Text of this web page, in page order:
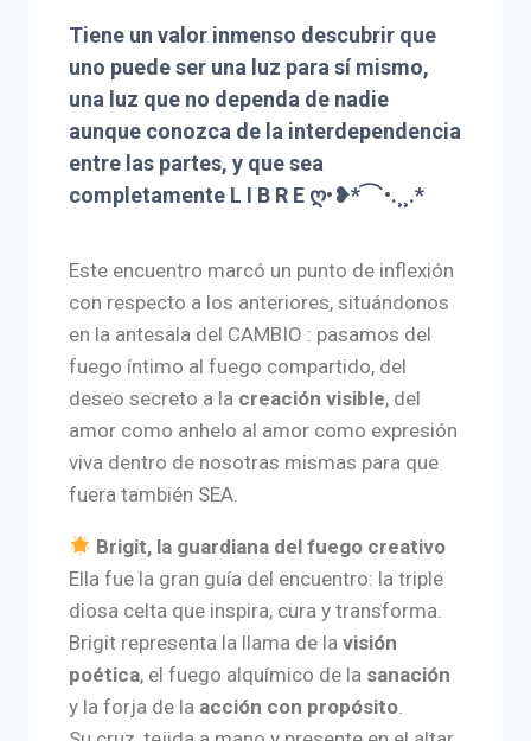
Tiene un valor inmenso descubrir que
uno puede ser una luz para sí mismo,
una luz que no dependa de nadie
aunque conozca de la interdependencia
entre las partes, y que sea
completamente L I B R E ღ•❥*⁀`•.¸¸.*
Este encuentro marcó un punto de inflexión
con respecto a los anteriores, situándonos
en la antesala del CAMBIO : pasamos del
fuego íntimo al fuego compartido, del
deseo secreto a la creación visible, del
amor como anhelo al amor como expresión
viva dentro de nosotras mismas para que
fuera también SEA.
Brigit, la guardiana del fuego creativo
Ella fue la gran guía del encuentro: la triple
diosa celta que inspira, cura y transforma.
Brigit representa la llama de la visión
poética, el fuego alquímico de la sanación
y la forja de la acción con propósito.